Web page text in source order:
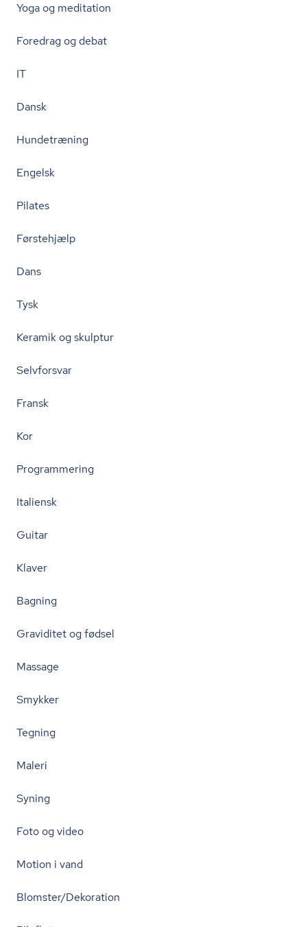
Yoga og meditation
Foredrag og debat
IT
Dansk
Hundetræning
Engelsk
Pilates
Førstehjælp
Dans
Tysk
Keramik og skulptur
Selvforsvar
Fransk
Kor
Programmering
Italiensk
Guitar
Klaver
Bagning
Graviditet og fødsel
Massage
Smykker
Tegning
Maleri
Syning
Foto og video
Motion i vand
Blomster/Dekoration